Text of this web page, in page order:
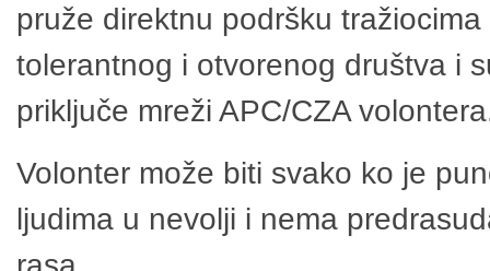
pruže direktnu podršku
tolerantnog i otvorenog društva i
priključe mreži APC/CZA
Volonter može biti svako ko je
ljudima u nevolji i nema